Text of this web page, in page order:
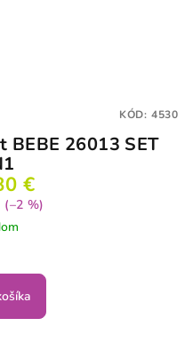
BEBE 26013 SET
€
(–2 %)
KÓD: 4530